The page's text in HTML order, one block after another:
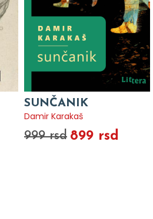
SUNČANIK
Damir Karakaš
999 rsd 899 rsd